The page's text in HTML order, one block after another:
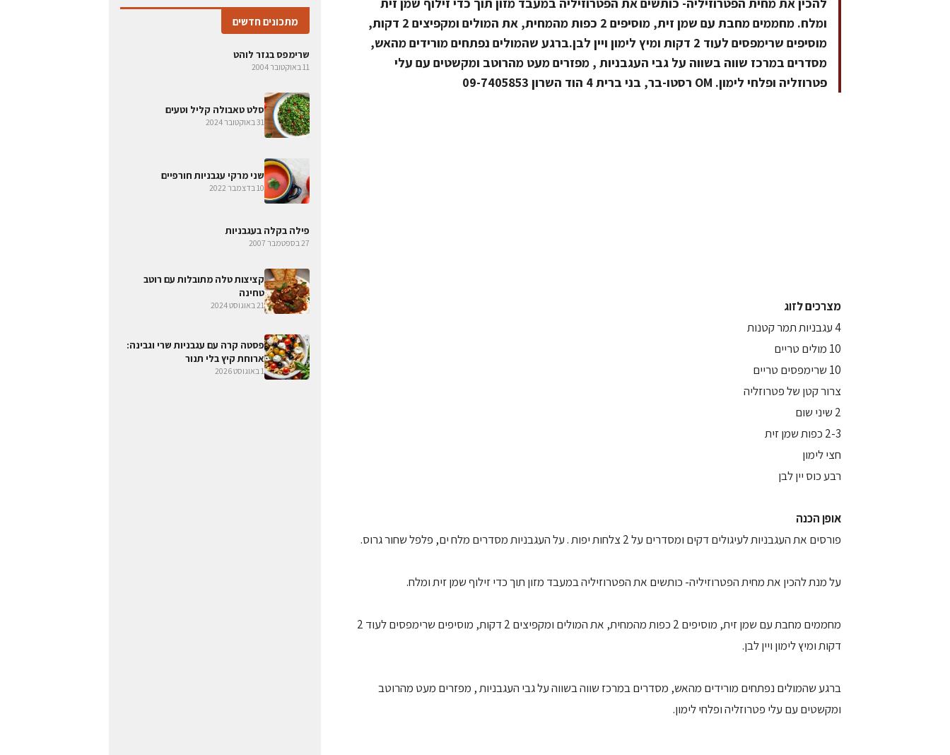
ומלח. מחממים מחבת עם שמן זית, מוסיפים 2 כפות מהמחית, את המולים ומקפיצים 2 דקות,
מוסיפים שרימפסים לעוד 2 דקות ומיץ לימון ויין לבן.ברגע שהמולים נפתחים מורידים מהאש,
מסדרים במרכז שווה בשווה על גבי העגבניות , מפזרים מעט מהרוטב ומקשטים עם עלי
פטרוזליה ופלחי לימון. OM רסטו-בר, בני ברית 4 הוד השרון 09-7405853
מצרכים לזוג
4 עגבניות תמר קטנות
10 מולים טריים
10 שרימפסים טריים
צרור קטן של פטרוזליה
2 שיני שום
2-3 כפות שמן זית
חצי לימון
רבע כוס יין לבן
אופן הכנה
פורסים את העגבניות לעיגולים דקים ומסדרים על 2 צלחות יפות . על העגבניות מסדרים מלח ים, פלפל שחור גרוס.
על מנת להכין את מחית הפטרוזיליה- כותשים את הפטרוזיליה במעבד מזון תוך כדי זילוף שמן זית ומלח.
מחממים מחבת עם שמן זית, מוסיפים 2 כפות מהמחית, את המולים ומקפיצים 2 דקות, מוסיפים שרימפסים לעוד 2
דקות ומיץ לימון ויין לבן.
ברגע שהמולים נפתחים מורידים מהאש, מסדרים במרכז שווה בשווה על גבי העגבניות , מפזרים מעט מהרוטב
ומקשטים עם עלי פטרוזליה ופלחי לימון.
מתכונים חדשים
שרימפס בגזר לוהט
11 באוקטובר 2004
סלט טאבולה קליל וטעים
31 באוקטובר 2024
שני מרקי עגבניות חורפיים
10 בדצמבר 2022
פילה בקלה בעגבניות
27 בספטמבר 2007
קציצות טלה מתובלות עם רוטב
טחינה
21 באוגוסט 2024
פסטה קרה עם עגבניות שרי וגבינה:
ארוחת קיץ בלי תנור
1 באוגוסט 2026